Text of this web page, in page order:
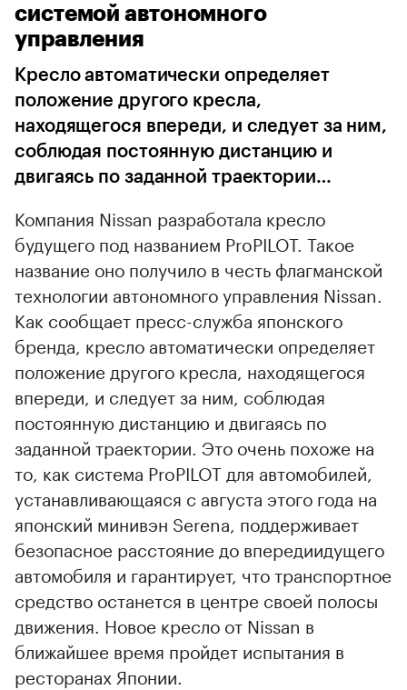
системой автономного
управления
Кресло автоматически определяет
положение другого кресла,
находящегося впереди, и следует за ним,
соблюдая постоянную дистанцию и
двигаясь по заданной траектории…
Компания Nissan разработала кресло
будущего под названием ProPILOT. Такое
название оно получило в честь флагманской
технологии автономного управления Nissan.
Как сообщает пресс-служба японского
бренда, кресло автоматически определяет
положение другого кресла, находящегося
впереди, и следует за ним, соблюдая
постоянную дистанцию и двигаясь по
заданной траектории. Это очень похоже на
то, как система ProPILOT для автомобилей,
устанавливающаяся с августа этого года на
японский минивэн Serena, поддерживает
безопасное расстояние до впередиидущего
автомобиля и гарантирует, что транспортное
средство останется в центре своей полосы
движения. Новое кресло от Nissan в
ближайшее время пройдет испытания в
ресторанах Японии.